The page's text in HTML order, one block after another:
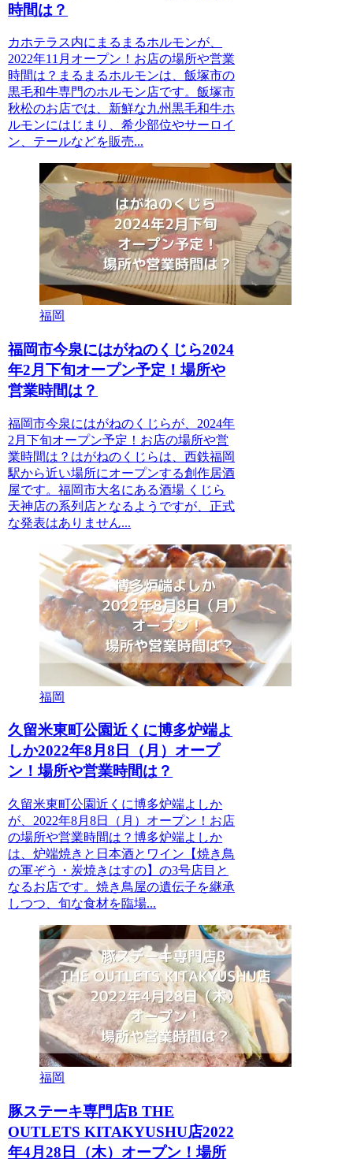
時間は？
カホテラス内にまるまるホルモンが、
2022年11月オープン！お店の場所や営業
時間は？まるまるホルモンは、飯塚市の
黒毛和牛専門のホルモン店です。飯塚市
秋松のお店では、新鮮な九州黒毛和牛ホ
ルモンにはじまり、希少部位やサーロイ
ン、テールなどを販売...
福岡
福岡市今泉にはがねのくじら2024
年2月下旬オープン予定！場所や
営業時間は？
福岡市今泉にはがねのくじらが、2024年
2月下旬オープン予定！お店の場所や営
業時間は？はがねのくじらは、西鉄福岡
駅から近い場所にオープンする創作居酒
屋です。福岡市大名にある酒場 くじら
天神店の系列店となるようですが、正式
な発表はありません...
福岡
久留米東町公園近くに博多炉端よ
しか2022年8月8日（月）オープ
ン！場所や営業時間は？
久留米東町公園近くに博多炉端よしか
が、2022年8月8日（月）オープン！お店
の場所や営業時間は？博多炉端よしか
は、炉端焼きと日本酒とワイン【焼き鳥
の軍ぞう・炭焼きはすの】の3号店目と
なるお店です。焼き鳥屋の遺伝子を継承
しつつ、旬な食材を臨場...
福岡
豚ステーキ専門店B THE
OUTLETS KITAKYUSHU店2022
年4月28日（木）オープン！場所